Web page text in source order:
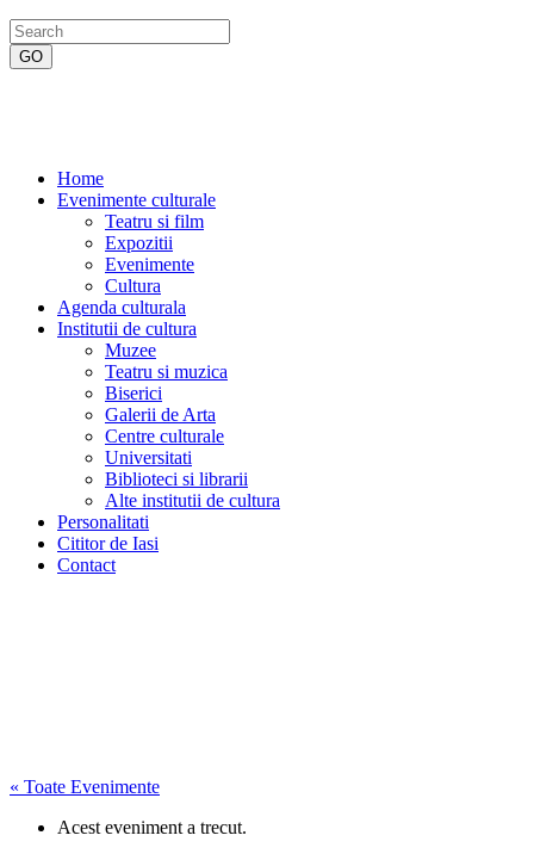
Home
Evenimente culturale
Teatru si film
Expozitii
Evenimente
Cultura
Agenda culturala
Institutii de cultura
Muzee
Teatru si muzica
Biserici
Galerii de Arta
Centre culturale
Universitati
Biblioteci si librarii
Alte institutii de cultura
Personalitati
Cititor de Iasi
Contact
« Toate Evenimente
Acest eveniment a trecut.